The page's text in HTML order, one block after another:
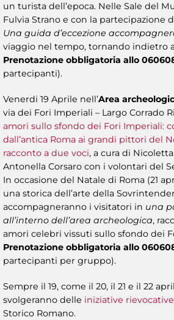
un turista dell’epoca. Nelle Sale del
Fulvia Strano e con la partecipazione
Una guida d’eccezione
viaggio nel tempo, tornando indietro
Prenotazione obbligatoria allo
partecipanti).
Venerdi 19 Aprile nell’Area
via dei Fori Imperiali – Largo Corrado
amori sullo sfondo dei Fori Imperiali:
dall’antica Roma ai grandi pittori del
racconto a due voci, a cura di
Antonella Corsaro con i volontari del
In occasione del Natale di Roma (21
una storica dell’arte della
accompagneranno i visitatori in una
all’interno dell’area archeologica,
amori celebri vissuti sullo sfondo dei
Prenotazione obbligatoria allo
partecipanti per gruppo).
Sempre il 19, come il 20, il 21 e il 22
svolgeranno delle iniziative rievocative
Storico Romano.